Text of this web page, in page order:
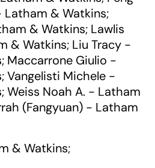
Latham & Watkins;
& Watkins; Lawlis
& Watkins; Liu Tracy -
; Maccarrone Giulio -
; Vangelisti Michele -
; Weiss Noah A. - Latham
(Fangyuan) - Latham
& Watkins;